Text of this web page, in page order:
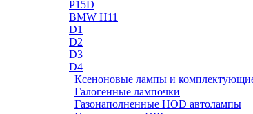
P15D
BMW H11
D1
D2
D3
D4
Ксеноновые лампы и
Галогенные лампочки
Газонаполненные HOD автолампы